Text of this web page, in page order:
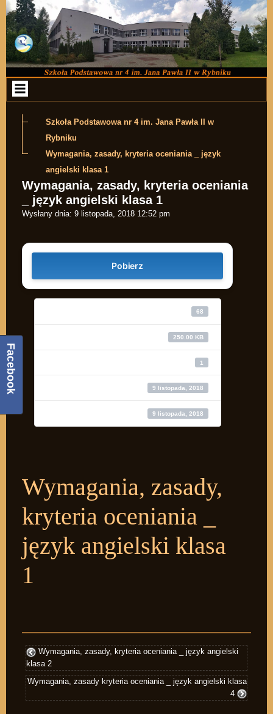
Przejdź do zawartości
Szkoła Podstawowa nr 4 im. Jana Pawła II w
Rybniku
Wymagania, zasady, kryteria oceniania _ język
angielski klasa 1
Wymagania, zasady, kryteria oceniania
_ język angielski klasa 1
Wysłany dnia: 9 listopada, 2018 12:52 pm
Pobierz
68
250.00 KB
1
9 listopada, 2018
9 listopada, 2018
Wymagania, zasady,
kryteria oceniania _
język angielski klasa
1
Wymagania, zasady, kryteria oceniania _ język angielski
klasa 2
Wymagania, zasady kryteria oceniania _ język angielski klasa
4
Facebook